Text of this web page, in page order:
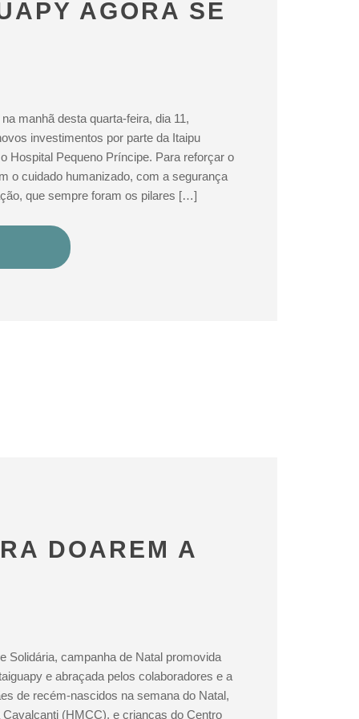
AGORA SE
manhã desta quarta-feira, dia 11,
investimentos por parte da Itaipu
Hospital Pequeno Príncipe. Para reforçar o
o cuidado humanizado, com a segurança
que sempre foram os pilares […]
DOAREM A
Solidária, campanha de Natal promovida
e abraçada pelos colaboradores e a
de recém-nascidos na semana do Natal,
(HMCC), e crianças do Centro